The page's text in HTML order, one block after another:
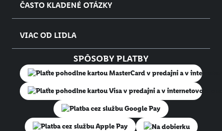
ČASTO KLADENÉ OTÁZKY
VIAC OD LIDLA
SPÔSOBY PLATBY
Na dobierku